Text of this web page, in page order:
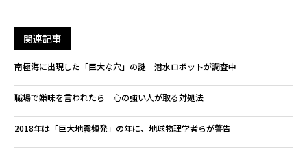
関連記事
南極海に出現した「巨大な穴」の謎 潜水ロボットが調査中
職場で嫌味を言われたら 心の強い人が取る対処法
2018年は「巨大地震頻発」の年に、地球物理学者らが警告